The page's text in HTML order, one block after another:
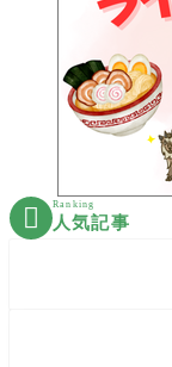
 Ranking
人気記事